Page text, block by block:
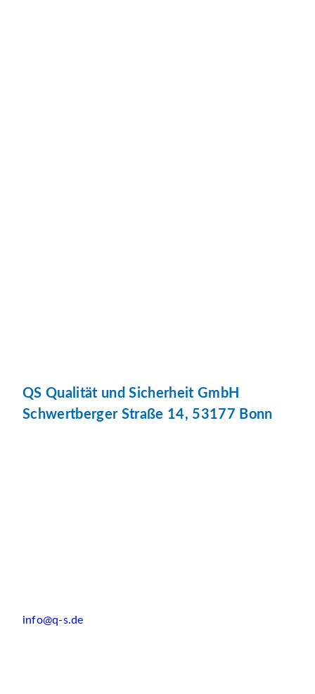
QS Qualität und Sicherheit GmbH
Schwertberger Straße 14, 53177 Bonn
info@q-s.de